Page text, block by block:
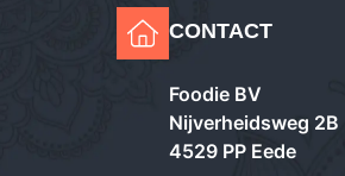
CONTACT
Foodie BV
Nijverheidsweg 2B
4529 PP Eede